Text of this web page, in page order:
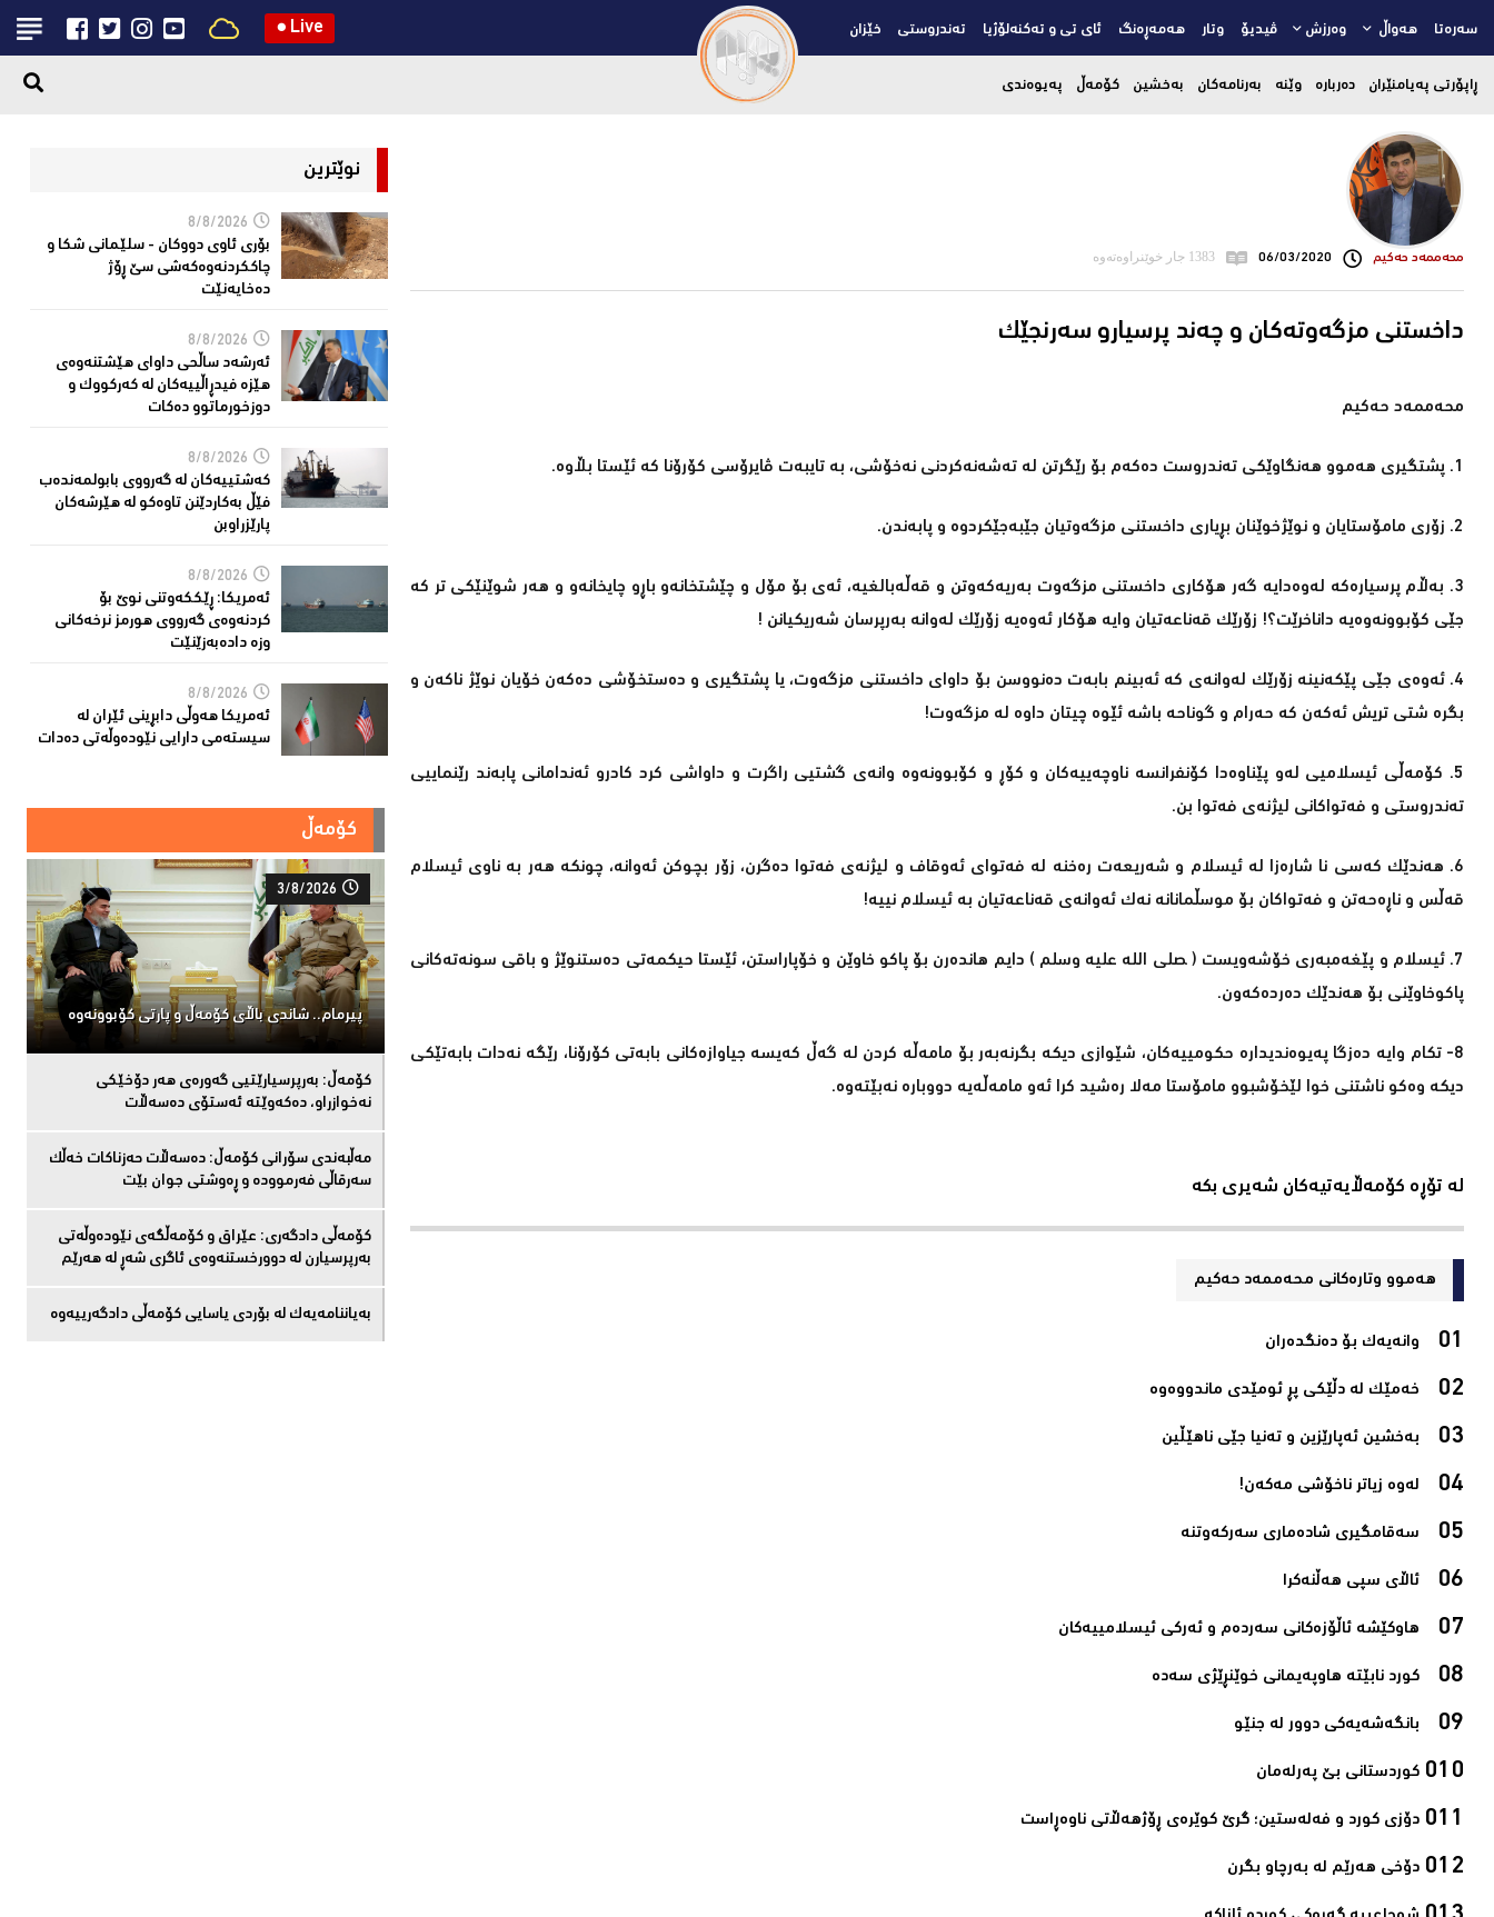
سەرەتا هەواڵ وەرزش ڤیدیۆ وتار هەمەڕەنگ ئای تی و تەکنەلۆژیا تەندروستی خێزان ● Live
ڕاپۆرتی پەیامنێران دەربارە وێنە بەرنامەکان بەخشین کۆمەڵ پەیوەندی
محه‌ممه‌د حه‌كیم 06/03/2020 1383 جار خوێنراوەتەوە
داخستنی مزگەوتەکان و چەند پرسیارو سەرنجێک
محەممەد حەکیم
1. پشتگیری ھەموو ھەنگاوێکی تەندروست دەکەم بۆ رێگرتن لە تەشەنەکردنی نەخۆشی، بە تایبەت ڤایرۆسی کۆرۆنا کە ئێستا بڵاوە.
2. زۆری مامۆستایان و نوێژخوێنان بڕیاری داخستنی مزگەوتیان جێبەجێکردوە و پابەندن.
3. بەڵام پرسیارەکە لەوەدایە گەر ھۆکاری داخستنی مزگەوت بەریەکەوتن و قەڵەبالغیە، ئەی بۆ مۆل و چێشتخانەو باڕو چایخانەو و ھەر شوێنێکی تر کە
جێی کۆبوونەوەیە داناخرێت؟! زۆرێک قەناعەتیان وایە ھۆکار ئەوەیە زۆرێک لەوانە بەرپرسان شەریکیانن !
4. ئەوەی جێی پێکەنینە زۆرێک لەوانەی کە ئەبینم بابەت دەنووسن بۆ داوای داخستنی مزگەوت، یا پشتگیری و دەستخۆشی دەکەن خۆیان نوێژ ناکەن و
بگرە شتی تریش ئەکەن کە حەرام و گوناحە باشە ئێوە چیتان داوە لە مزگەوت!
5. کۆمەڵی ئیسلامیی لەو پێناوەدا کۆنفرانسە ناوچەییەکان و کۆڕ و کۆبوونەوە وانەی گشتیی راگرت و داواشی کرد کادرو ئەندامانی پابەند رێنماییی
تەندروستی و فەتواکانی لیژنەی فەتوا بن.
6. ھەندێك کەسی نا شارەزا لە ئیسلام و شەریعەت رەخنە لە فەتوای ئەوقاف و لیژنەی فەتوا دەگرن، زۆر بچوکن ئەوانە، چونکە ھەر بە ناوی ئیسلام
قەڵس و ناڕەحەتن و فەتواکان بۆ موسڵمانانە نەک ئەوانەی قەناعەتیان بە ئیسلام نییە!
7. ئیسلام و پێغەمبەری خۆشەویست ( صلی الله علیه وسلم ) دایم ھاندەرن بۆ پاکو خاوێن و خۆپاراستن، ئێستا حیکمەتی دەستنوێژ و باقی سونەتەکانی
پاكوخاوێنی بۆ ھەندێک دەردەکەون.
8- تكام وایە دەزگا پەیوەندیدارە حكومییەكان، شێوازی دیكە بگرنەبەر بۆ مامەڵە كردن لە گەڵ كەیسە جیاوازەكانی بابەتی كۆرۆنا، رێگە نەدات بابەتێكی
دیكە وەكو ناشتنی خوا لێخۆشبوو مامۆستا مەلا رەشید كرا ئەو مامەڵەیە دووبارە نەبێتەوە.
لە تۆڕە کۆمەڵایەتیەکان شەیری بکە
هەموو وتارەکانی محه‌ممه‌د حه‌كیم
وانەیەک بۆ دەنگدەران‌
خەمێک لە دڵێکی پڕ ئومێدی ماندووەوە‌
بەخشین ئەپارێزین و تەنیا جێی ناھێڵین‌
لەوە زیاتر ناخۆشی مەکەن!‌
سەقامگیری شادەماری سەرکەوتنە‌
ئاڵای سپی هەڵنەکرا‌
هاوکێشە ئاڵۆزەکانی سەردەم و ئەرکی ئیسلامیيەکان‌
کورد نابێتە هاوپەیمانی خوێنڕێژی سەدە‌
بانگەشەیەکی دوور لە جنێو‌
کوردستانی بێ پەرلەمان‌
دۆزی کورد و فەلەستین؛ گرێ کوێرەی ڕۆژھەڵاتی ناوەڕاست‌
دۆخی هەرێم لە بەرچاو بگرن‌
نوێترین
8/8/2026
بۆری ئاوی دووکان - سلێمانی شکا و
چاککردنەوەکەشى سێ ڕۆژ
دەخایەنێت
8/8/2026
ئەرشەد ساڵحی داواى هێشتنەوەى
هێزە فیدڕاڵییەکان لە كەركووك و
دوزخورماتوو دەکات
8/8/2026
کەشتییەکان لە گەرووى بابولمەندەب
فێڵ بەکاردێنن تاوەکو لە هێرشەکان
پارێزراوبن
8/8/2026
ئەمریكا: ڕێککەوتنى نوێ بۆ
كردنەوەی گەرووی هورمز نرخەكانی
وزە دادەبەزێنێت
8/8/2026
ئەمریکا هەوڵى دابڕینى ئێران لە
سیستەمی دارایی نێودەوڵەتی دەدات
کۆمەڵ
3/8/2026
پیرمام.. شاندی باڵای كۆمه‌ڵ و پارتی كۆبوونه‌وه‌
كۆمەڵ: بەرپرسیارێتیی گەورەی هەر دۆخێکی
نەخوازراو، دەكەوێتە ئەستۆی دەسەڵات
مەڵبەندى سۆرانى کۆمەڵ: دەسەڵات حەزناکات خەڵک
سەرقاڵى فەرموودە و ڕەوشتى جوان بێت
کۆمەڵى دادگەرى: عێراق و كۆمەڵگەی نێودەوڵەتی
بەرپرسیارن لە دوورخستنەوەى ئاگری شەڕ لە هەرێم
بەیاننامەیەک لە بۆردی یاسایی کۆمەڵی دادگەرییەوە